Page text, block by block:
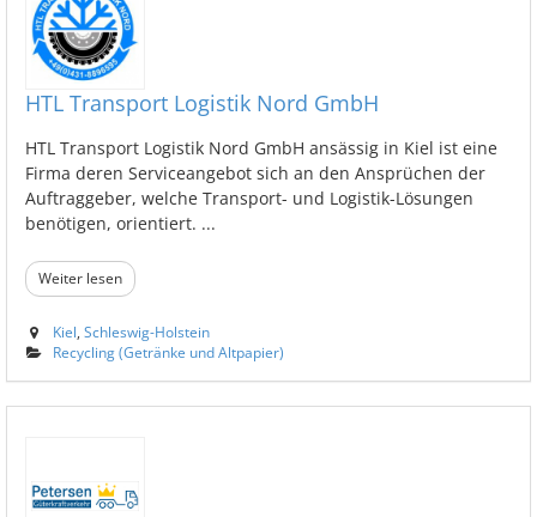
HTL Transport Logistik Nord GmbH
HTL Transport Logistik Nord GmbH ansässig in Kiel ist eine
Firma deren Serviceangebot sich an den Ansprüchen der
Auftraggeber, welche Transport- und Logistik-Lösungen
benötigen, orientiert. ...
Weiter lesen
Kiel Schleswig-Holstein
Recycling (Getränke und Altpapier)